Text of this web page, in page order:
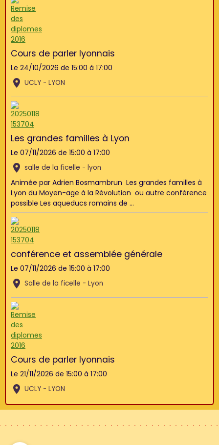
Cours de parler lyonnais
Le 24/10/2026 de 15:00 à 17:00
UCLY - LYON
Les grandes familles à Lyon
Le 07/11/2026 de 15:00 à 17:00
salle de la ficelle - lyon
Animée par Adrien Bosmambrun Les grandes familles à
Lyon du Moyen-age à la Révolution ou autre conférence
possible Les aqueducs romains de ...
conférence et assemblée générale
Le 07/11/2026 de 15:00 à 17:00
Salle de la ficelle - Lyon
Cours de parler lyonnais
Le 21/11/2026 de 15:00 à 17:00
UCLY - LYON